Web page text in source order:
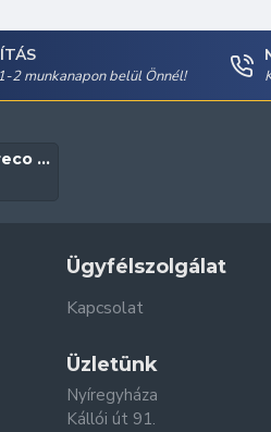
2 munkanapon belül Önnél!
Esővédő-rovarrács (Aereco AEA 827 | Tölgy)
Ügyfélszolgálat
Kapcsolat
Üzletünk
Nyíregyháza
Kállói út 91.